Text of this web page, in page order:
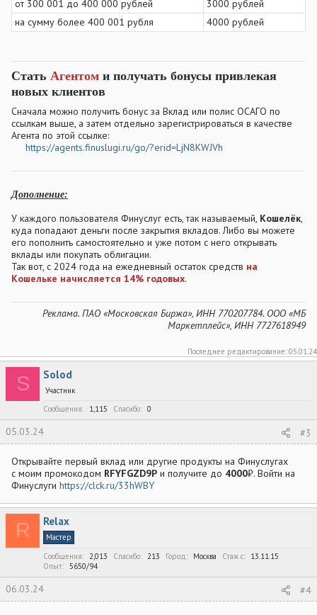
от 300 001 до 400 000 рублей
3000 рублей
на сумму более 400 001 рубля
4000 рублей
Стать Агентом и получать бонусы привлекая
новых клиентов
Сначала можно получить бонус за Вклад или полис ОСАГО по
ссылкам выше, а затем отдельно зарегистрироваться в качестве
Агента по этой ссылке:
https://agents.finuslugi.ru/go/?erid=LjN8KWJVh
Дополнение:
У каждого пользователя Финуслуг есть, так называемый, Кошелёк,
куда попадают деньги после закрытия вкладов. Либо вы можете
его пополнить самостоятельно и уже потом с него открывать
вклады или покупать облигации.
Так вот, с 2024 года на ежедневный остаток средств на
Кошельке начисляется 14% годовых.
Реклама. ПАО «Московская Биржа», ИНН 770207784. ООО «МБ
Маркетплейс», ИНН 7727618949
Последнее редактирование: 05.01.24
S Solod
Участник
Сообщения
1,115 Спасибо 0
05.03.24 #3
Открывайте пeрвый вклaд или другиe продукты на Финуcлугах
c моим промокодом RFYFGZD9P и получите до 4000₽. Bойти на
Финуслуги https://clck.ru/33hWBY
R Relax
Мастер
Сообщения
2,013 Спасибо 213 Город Москва Стаж c
13.11.15
Опыт
5650/94
06.03.24 #4